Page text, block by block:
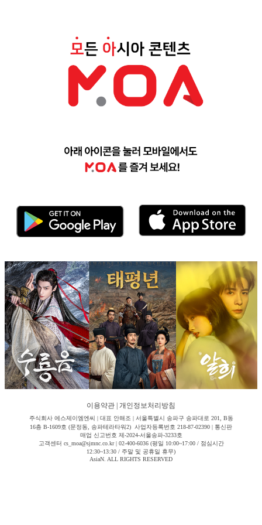
이용약관 개인정보처리방침
주식회사 에스제이엠엔씨 | 대표 안해조 | 서울특별시 송파구 송파대로 201, B동
16층 B-1609호 (문정동, 송파테라타워2) 사업자등록번호 218-87-02390 | 통신판
매업 신고번호 제-2024-서울송파-3233호
고객센터 cs_moa@sjmnc.co.kr | 02-400-6036 (평일 10:00~17:00 / 점심시간
12:30~13:30 / 주말 및 공휴일 휴무)
AsiaN. ALL RIGHTS RESERVED